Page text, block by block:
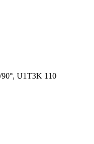
U1T3K 110